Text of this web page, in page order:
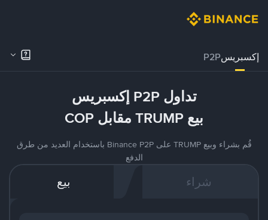
إكسبريسP2P
تداول P2P إكسبريس
بيع TRUMP مقابل COP
قُم بشراء وبيع TRUMP على Binance P2P باستخدام العديد من طرق
الدفع
شراء بيع